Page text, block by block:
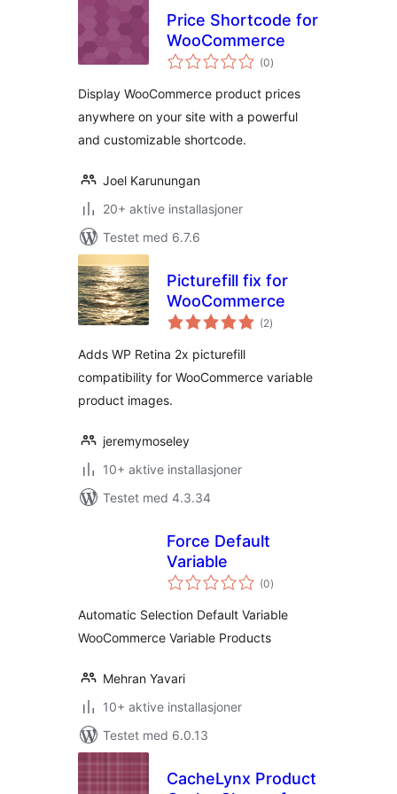
Price Shortcode for
WooCommerce
(0totale
vurderinger
)
Display WooCommerce product prices
anywhere on your site with a powerful
and customizable shortcode.
Joel Karunungan
20+ aktive installasjoner
Testet med 6.7.6
Picturefill fix for
WooCommerce
(2totale
vurderinger
)
Adds WP Retina 2x picturefill
compatibility for WooCommerce variable
product images.
jeremymoseley
10+ aktive installasjoner
Testet med 4.3.34
Force Default
Variable
(0totale
vurderinger
)
Automatic Selection Default Variable
WooCommerce Variable Products
Mehran Yavari
10+ aktive installasjoner
Testet med 6.0.13
CacheLynx Product